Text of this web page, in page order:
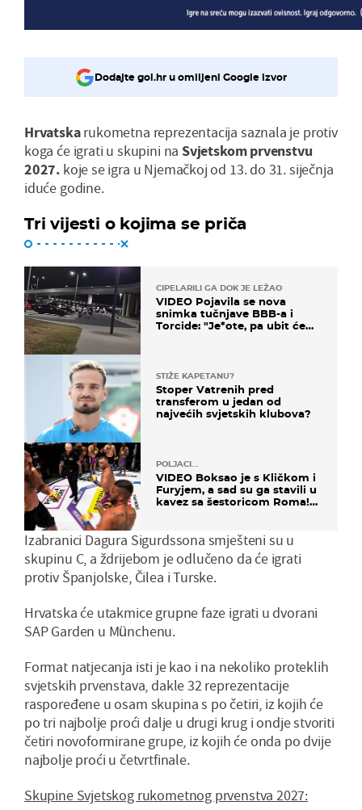
Dodajte gol.hr u omiljeni Google izvor
Hrvatskarukometna reprezentacija saznala je protiv
koga će igrati u skupini na Svjetskom prvenstvu
2027. koje se igra u Njemačkoj od 13. do 31. siječnja
iduće godine.
Tri vijesti o kojima se priča
CIPELARILI GA DOK JE LEŽAO
VIDEO Pojavila se nova
snimka tučnjave BBB-a i
Torcide: "Je*ote, pa ubit će
STIŽE KAPETANU?
Stoper Vatrenih pred
transferom u jedan od
najvećih svjetskih klubova?
POLJACI...
VIDEO Boksao je s Kličkom i
Furyjem, a sad su ga stavili u
kavez sa šestoricom Roma!
Izabranici Dagura Sigurdssona smješteni su u
skupinu C, a ždrijebom je odlučeno da će igrati
protiv Španjolske, Čilea i Turske.
Hrvatska će utakmice grupne faze igrati u dvorani
SAP Garden u Münchenu.
Format natjecanja isti je kao i na nekoliko proteklih
svjetskih prvenstava, dakle 32 reprezentacije
raspoređene u osam skupina s po četiri, iz kojih će
po tri najbolje proći dalje u drugi krug i ondje stvoriti
četiri novoformirane grupe, iz kojih će onda po dvije
najbolje proći u četvrtfinale.
Skupine Svjetskog rukometnog prvenstva 2027: